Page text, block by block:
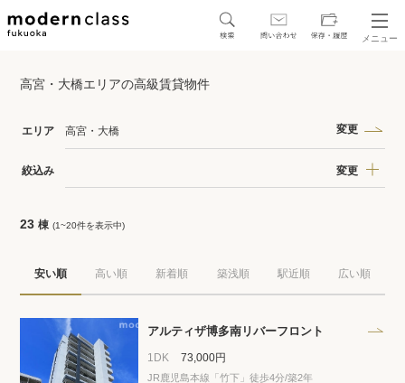
メニュー
アクセスランキング
高宮・大橋エリアの高級賃貸物件
エリア 高宮・大橋 変更
絞込み 変更
23 棟 (1~20件を表示中)
安い順 高い順 新着順 築浅順 駅近順 広い順
アルティザ博多南リバーフロント
1DK 73,000円
JR鹿児島本線「竹下」徒歩4分/築2年